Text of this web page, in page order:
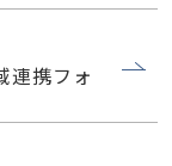
連携フォ